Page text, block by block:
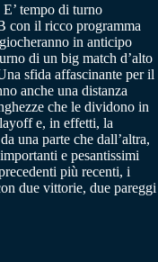
tempo di turno
con il ricco programma
in anticipo
di un big match d’alto
sfida affascinante per il
anche una distanza
che le dividono in
e, in effetti, la
una parte che dall’altra,
e pesantissimi
più recenti, i
due vittorie, due pareggi